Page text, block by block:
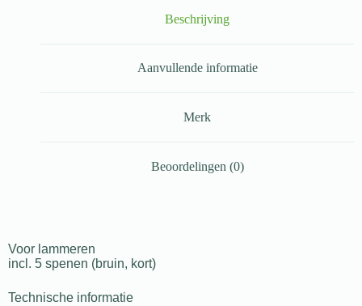
Beschrijving
Aanvullende informatie
Merk
Beoordelingen (0)
Voor lammeren
incl. 5 spenen (bruin, kort)
Technische informatie